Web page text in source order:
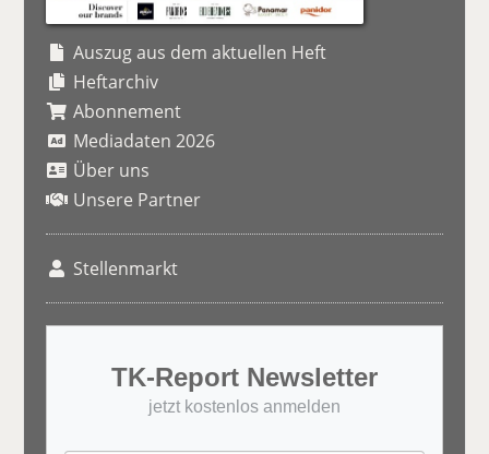
Auszug aus dem aktuellen Heft
Heftarchiv
Abonnement
Mediadaten 2026
Über uns
Unsere Partner
Stellenmarkt
TK-Report Newsletter
jetzt kostenlos anmelden